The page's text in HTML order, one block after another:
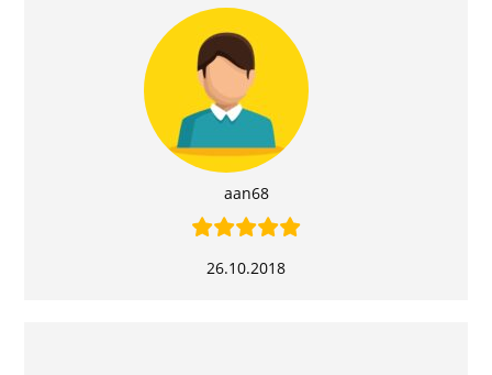
aan68
26.10.2018